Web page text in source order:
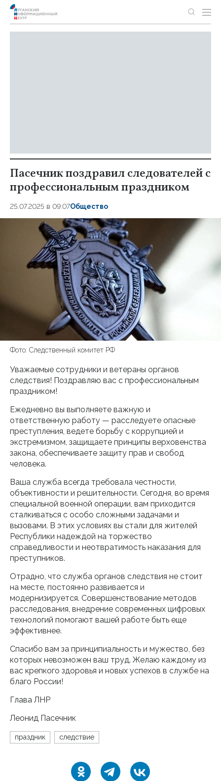
Пасечник поздравил следователей с
профессиональным праздником
25.07.2025 в 09:07Общество
Фото: Следственный комитет РФ
Уважаемые сотрудники и ветераны органов
следствия! Поздравляю вас с профессиональным
праздником!
Ежедневно вы выполняете важную и
ответственную работу — расследуете опасные
преступления, ведете борьбу с коррупцией и
экстремизмом, защищаете принципы верховенства
закона, обеспечиваете защиту прав и свобод
человека.
Ваша служба всегда требовала честности,
объективности и решительности. Сегодня, во время
специальной военной операции, вам приходится
сталкиваться с особо сложными задачами и
вызовами. В этих условиях вы стали для жителей
Республики надеждой на торжество
справедливости и неотвратимость наказания для
преступников.
Отрадно, что служба органов следствия не стоит
на месте, постоянно развивается и
модернизируется. Совершенствование методов
расследования, внедрение современных цифровых
технологий помогают вашей работе быть еще
эффективнее.
Спасибо вам за принципиальность и мужество, без
которых невозможен ваш труд. Желаю каждому из
вас крепкого здоровья и новых успехов в службе на
благо России!
Глава ЛНР
Леонид Пасечник
праздник следствие